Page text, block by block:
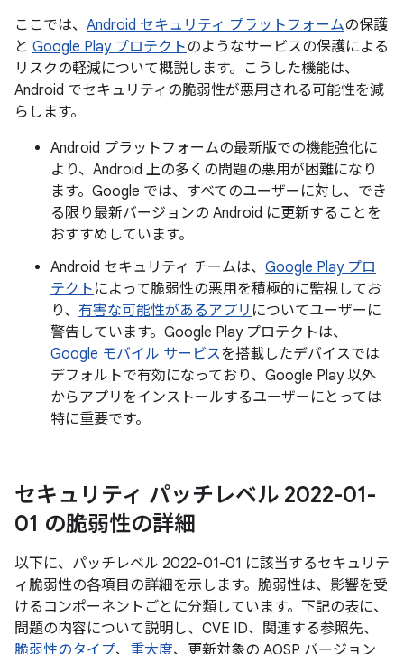
ここでは、 Android セキュリティ プラットフォームの保護
と Google Play プロテクトのようなサービスの保護による
リスクの軽減について概説します。こうした機能は、
Android でセキュリティの脆弱性が悪用される可能性を減
らします。
Android プラットフォームの最新版での機能強化に
より、Android 上の多くの問題の悪用が困難になり
ます。Google では、すべてのユーザーに対し、でき
る限り最新バージョンの Android に更新することを
おすすめしています。
Android セキュリティ チームは、 Google Play プロ
テクト によって脆弱性の悪用を積極的に監視してお
り、 有害な可能性があるアプリ についてユーザーに
警告しています。Google Play プロテクトは、
Google モバイル サービスを搭載したデバイスでは
デフォルトで有効になっており、Google Play 以外
からアプリをインストールするユーザーにとっては
特に重要です。
セキュリティ パッチレベル 2022-01-
01 の脆弱性の詳細
以下に、パッチレベル 2022-01-01 に該当するセキュリテ
ィ脆弱性の各項目の詳細を示します。脆弱性は、影響を受
けるコンポーネントごとに分類しています。下記の表に、
問題の内容について説明し、CVE ID、関連する参照先、
脆弱性のタイプ、 重大度、更新対象の AOSP バージョン